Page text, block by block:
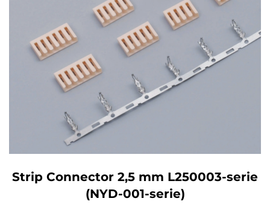
Strip Connector 2,5 mm L250003-serie
(NYD-001-serie)